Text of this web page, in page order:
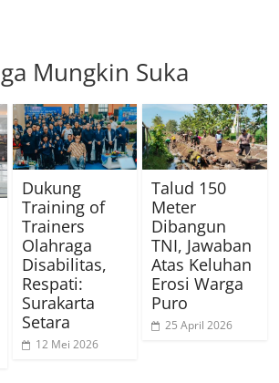
Mungkin Suka
Dukung
Training of
Trainers
Olahraga
Disabilitas,
Respati:
Surakarta
Setara
12 Mei 2026
Talud 150
Meter
Dibangun
TNI, Jawaban
Atas Keluhan
Erosi Warga
Puro
25 April 2026